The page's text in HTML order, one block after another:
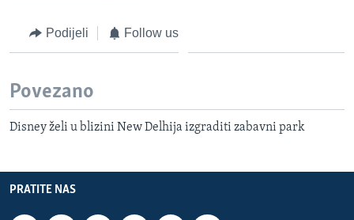
Podijeli Follow us
Povezano
Disney želi u blizini New Delhija izgraditi zabavni park
PRATITE NAS